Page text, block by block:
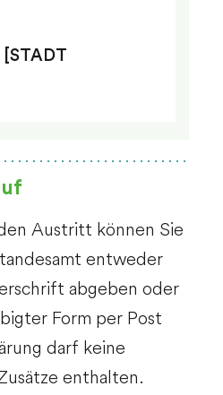
Austritt können Sie
entweder
abgeben oder
Form per Post
darf keine
enthalten.